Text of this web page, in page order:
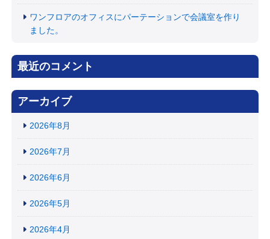
ワンフロアのオフィスにパーテーションで会議室を作り
ました。
最近のコメント
アーカイブ
2026年8月
2026年7月
2026年6月
2026年5月
2026年4月